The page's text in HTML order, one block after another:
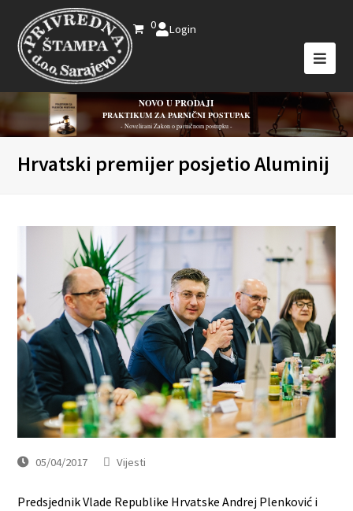
0 Login
NOVO U PRODAJI
PRAKTIKUM ZA PARNIČNI POSTUPAK
- Novelirani Zakon o parničnom postupku -
Hrvatski premijer posjetio Aluminij
05/04/2017 Vijesti
Predsjednik Vlade Republike Hrvatske Andrej Plenković i